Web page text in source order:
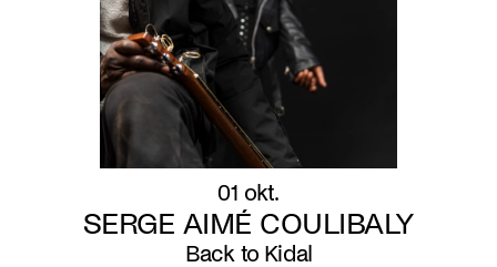
01 okt.
SERGE AIMÉ COULIBALY
Back to Kidal